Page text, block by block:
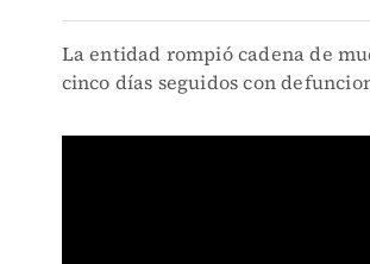
La entidad rompió cadena de
cinco días seguidos con